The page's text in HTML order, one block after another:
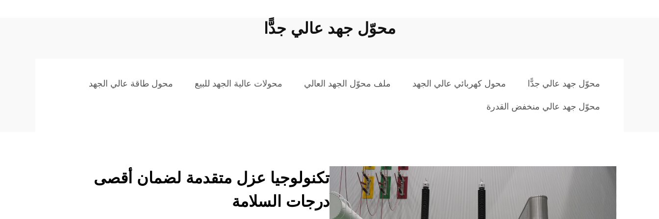
محوّل جهد عالي جدًّا
محوّل جهد عالي جدًّا محول كهربائي عالي الجهد ملف محوّل الجهد العالي محولات عالية الجهد للبيع محول طاقة عالي الجهد
محوّل جهد عالي منخفض القدرة
تكنولوجيا عزل متقدمة لضمان أقصى
درجات السلامة